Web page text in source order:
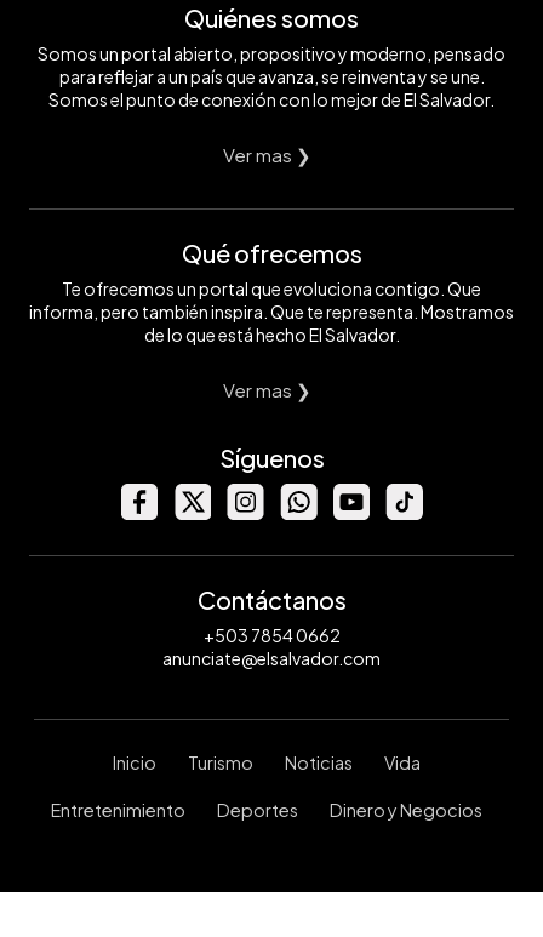
Quiénes somos
Somos un portal abierto, propositivo y moderno, pensado
para reflejar a un país que avanza, se reinventa y se une.
Somos el punto de conexión con lo mejor de El Salvador.
Ver mas ❯
Qué ofrecemos
Te ofrecemos un portal que evoluciona contigo. Que
informa, pero también inspira. Que te representa. Mostramos
de lo que está hecho El Salvador.
Ver mas ❯
Síguenos
Contáctanos
+503 7854 0662
anunciate@elsalvador.com
Inicio Turismo Noticias Vida
Entretenimiento Deportes Dinero y Negocios